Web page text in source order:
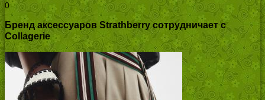
0
Бренд аксессуаров Strathberry сотрудничает с
Collagerie